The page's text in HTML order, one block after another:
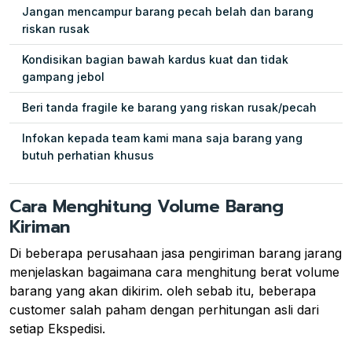
Jangan mencampur barang pecah belah dan barang
riskan rusak
Kondisikan bagian bawah kardus kuat dan tidak
gampang jebol
Beri tanda fragile ke barang yang riskan rusak/pecah
Infokan kepada team kami mana saja barang yang
butuh perhatian khusus
Cara Menghitung Volume Barang
Kiriman
Di beberapa perusahaan jasa pengiriman barang jarang
menjelaskan bagaimana cara menghitung berat volume
barang yang akan dikirim. oleh sebab itu, beberapa
customer salah paham dengan perhitungan asli dari
setiap Ekspedisi.